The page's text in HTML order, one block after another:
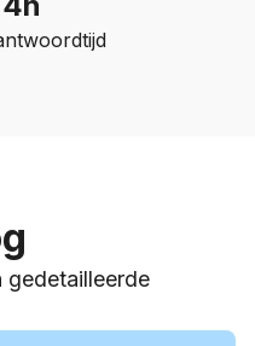
gedetailleerde